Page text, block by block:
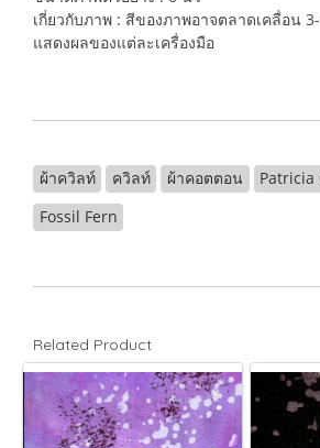
เกี่ยวกับภาพ : สีของภาพอาจตลาดเคลื่อน
แสดงผลของแต่ละเครื่องมือ
ผ้าควิลท์ ควิลท์ ผ้าคอตตอน
Patricia
Fossil Fern
Related Product